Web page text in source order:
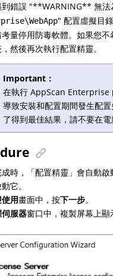
到錯誤 "**WARNING** 無法
" 配置虛擬目
考量停用防毒軟體。如果您
然後再次執行配置精靈。
Important：
在執行 AppScan Enterprise
導致安裝和配置期間發生配
了得到最佳結果，請不要在電
時，「配置精靈」會自動
它。
用畫面中，按下一步。
服器窗口中，複製屏幕上